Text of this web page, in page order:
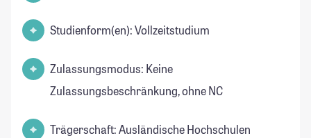
Studienform(en): Vollzeitstudium
Zulassungsmodus: Keine
Zulassungsbeschränkung, ohne NC
Trägerschaft: Ausländische Hochschulen